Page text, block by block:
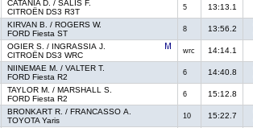
CATANIA D. / SALIS F.
CITROËN DS3 R3T
5 13:13.1
KIRVAN B. / ROGERS W.
FORD Fiesta ST
8 13:56.2
OGIER S. / INGRASSIA J.
CITROËN DS3 WRC
wrc 14:14.1
NIINEMAE M. / VALTER T.
FORD Fiesta R2
6 14:40.8
TAYLOR M. / MARSHALL S.
FORD Fiesta R2
6 15:12.8
BRONKART R. / FRANCASSO A.
TOYOTA Yaris
10 15:22.7